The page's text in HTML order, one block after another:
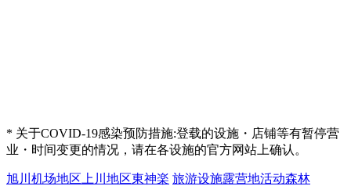
* 关于COVID-19感染预防措施:登载的设施・店铺等有暂停营
业・时间变更的情况，请在各设施的官方网站上确认。
旭川机场地区 上川地区東神楽 旅游设施露营地活动森林